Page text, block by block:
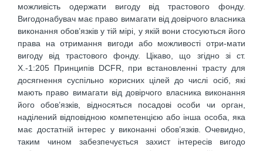
можливість одержати вигоду від трастового фонду.
Вигодонабувач має право вимагати від довірчого власника
виконання обов’язків у тій мірі, у якій вони стосуються його
права на отримання вигоди або можливості отри-мати
вигоду від трастового фонду. Цікаво, що згідно зі ст.
Х.-1:205 Принципів DCFR, при встановленні трасту для
досягнення суспільно корисних цілей до числі осіб, які
мають право вимагати від довірчого власника виконання
його обов’язків, відносяться посадові особи чи орган,
наділений відповідною компетенцією або інша особа, яка
має достатній інтерес у виконанні обов’язків. Очевидно,
таким чином забезпечується захист інтересів вигодо